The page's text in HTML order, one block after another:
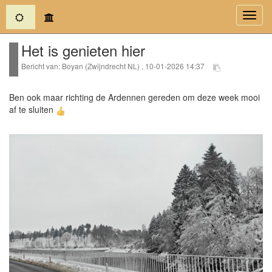
(current)
Het is genieten hier
Bericht van: Boyan (Zwijndrecht NL) , 10-01-2026 14:37
Ben ook maar richting de Ardennen gereden om deze week mooi
af te sluiten